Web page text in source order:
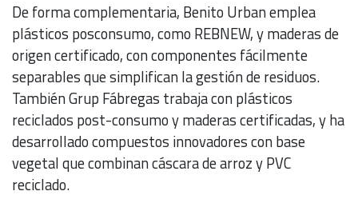
De forma complementaria, Benito Urban emplea
plásticos posconsumo, como REBNEW, y maderas de
origen certificado, con componentes fácilmente
separables que simplifican la gestión de residuos.
También Grup Fábregas trabaja con plásticos
reciclados post-consumo y maderas certificadas, y ha
desarrollado compuestos innovadores con base
vegetal que combinan cáscara de arroz y PVC
reciclado.